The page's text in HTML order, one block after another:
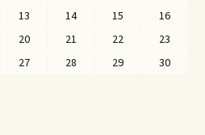
13 14 15
16
20 21 22
23
27 28 29
30